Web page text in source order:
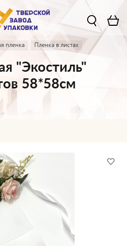
пленка Пленка в листах
"Экостиль"
58*58см